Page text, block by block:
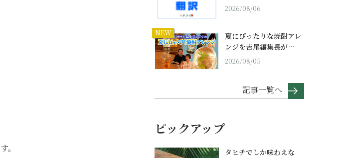
。
2026/08/06
NEW
夏にぴったりな焼酎アレ
ンジを吉尾編集長が…
2026/08/05
記事一覧へ
ピックアップ
タヒチでしか味わえな